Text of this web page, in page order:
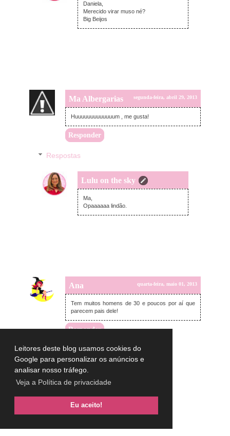
Leitores deste blog usamos cookies do
Google para personalizar os anúncios e
analisar nosso tráfego.
Veja a Política de privacidade
Eu aceito!
Daniela,
Merecido virar muso né?
Big Beijos
Ma Albergarias segunda-feira, abril 29, 2013
Huuuuuuuuuuuuum , me gusta!
Responder
Respostas
Lulu on the sky
quarta-feira, maio 01, 2013
Ma,
Opaaaaaa lindão.
Ana quarta-feira, maio 01, 2013
Tem muitos homens de 30 e poucos por aí que
parecem pais dele!
Responder